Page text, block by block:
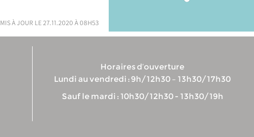
mis à jour le 27.11.2020 à 08h53
Horaires d’ouverture
Lundi au vendredi : 9h/12h30 – 13h30/17h30
Sauf le mardi : 10h30/12h30 - 13h30/19h